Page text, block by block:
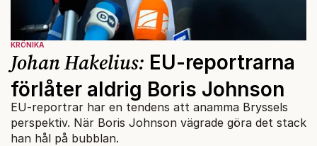
KRÖNIKA
Johan Hakelius: EU-reportrarna
förlåter aldrig Boris Johnson
EU-reportrar har en tendens att anamma Bryssels
perspektiv. När Boris Johnson vägrade göra det stack
han hål på bubblan.